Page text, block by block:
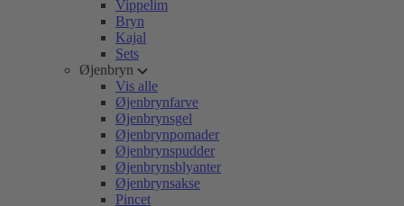
Vippelim
Bryn
Kajal
Sets
Øjenbryn
Vis alle
Øjenbrynfarve
Øjenbrynsgel
Øjenbrynpomader
Øjenbrynspudder
Øjenbrynsblyanter
Øjenbrynsakse
Pincet